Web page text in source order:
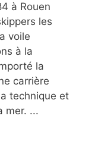
à Rouen
les
voile
à la
la
carrière
technique et
mer. ...